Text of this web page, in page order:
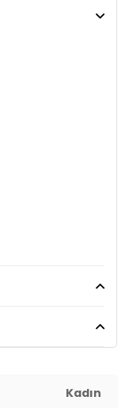
/ Bel : 62 cm /
: 89 cm / Bel :
Kadın